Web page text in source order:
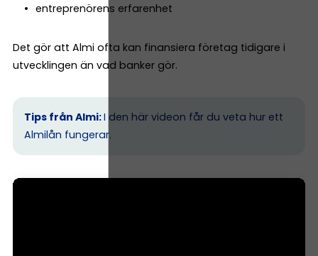
entreprenörens erfarenhet
Det gör att Almi ofta kan finansiera företag tidigare i
utvecklingen än vad banker gör.
Tips från Almi:I den här videon får du veta hur ett
Almilån fungerar.